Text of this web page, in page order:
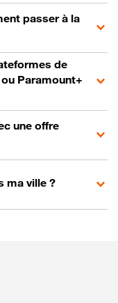
passer à la
de
Paramount+
une offre
ma ville ?